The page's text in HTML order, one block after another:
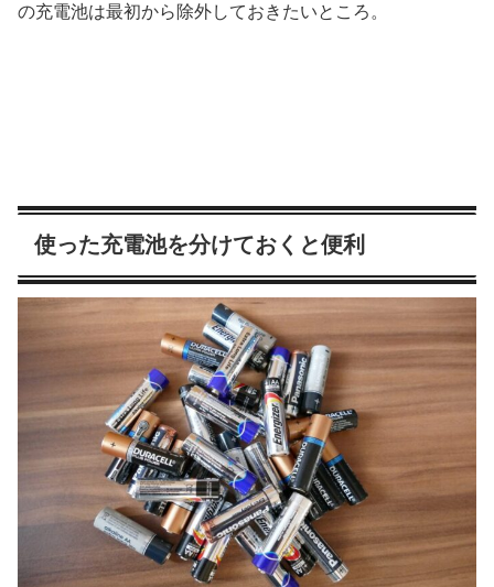
の充電池は最初から除外しておきたいところ。
使った充電池を分けておくと便利